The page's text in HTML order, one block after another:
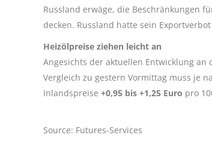
Russland erwäge, die Beschränkungen
decken. Russland hatte sein
Heizölpreise ziehen leicht an
Angesichts der aktuellen Entwicklung
Vergleich zu gestern Vormittag muss je
Inlandspreise +0,95 bis +1,25 Euro pro
Source: Futures-Services